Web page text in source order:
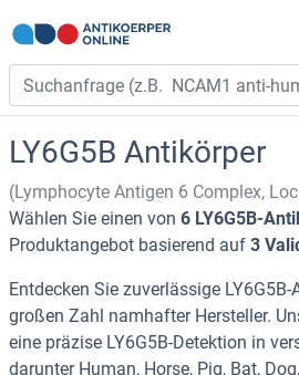
LY6G5B Antikörper
(Lymphocyte Antigen 6 Complex,
Wählen Sie einen von 6 LY6G5B-
Produktangebot basierend auf 3
Entdecken Sie zuverlässige
großen Zahl namhafter Hersteller.
eine präzise LY6G5B-Detektion in
darunter Human, Horse, Pig, Bat,